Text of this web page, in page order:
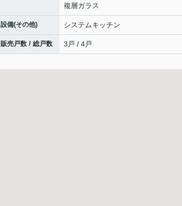
複層ガラス
設備(その他) システムキッチン
販売戸数 / 総戸数 3戸 / 4戸